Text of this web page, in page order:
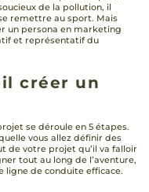
de la pollution, il
remettre au sport. Mais
un persona en marketing
et représentatif du
créer un
se déroule en 5 étapes.
vous allez définir des
de votre projet qu’il va falloir
tout au long de l’aventure,
ligne de conduite efficace.